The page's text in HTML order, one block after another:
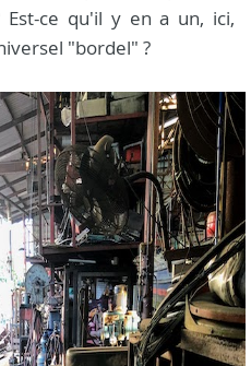
Est-ce qu'il y en a un, ici,
"bordel" ?